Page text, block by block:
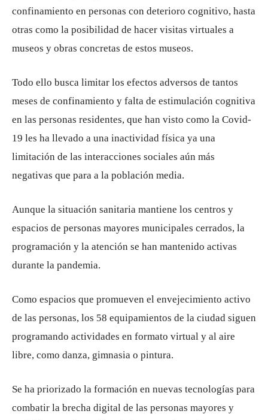
confinamiento en personas con deterioro cognitivo, hasta
otras como la posibilidad de hacer visitas virtuales a
museos y obras concretas de estos museos.
Todo ello busca limitar los efectos adversos de tantos
meses de confinamiento y falta de estimulación cognitiva
en las personas residentes, que han visto como la Covid-
19 les ha llevado a una inactividad física ya una
limitación de las interacciones sociales aún más
negativas que para a la población media.
Aunque la situación sanitaria mantiene los centros y
espacios de personas mayores municipales cerrados, la
programación y la atención se han mantenido activas
durante la pandemia.
Como espacios que promueven el envejecimiento activo
de las personas, los 58 equipamientos de la ciudad siguen
programando actividades en formato virtual y al aire
libre, como danza, gimnasia o pintura.
Se ha priorizado la formación en nuevas tecnologías para
combatir la brecha digital de las personas mayores y